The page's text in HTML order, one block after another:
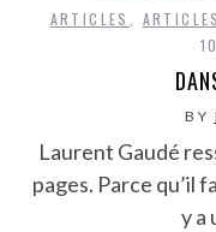
ARTICLES
BY
Laurent Gaudé
pages. Parce qu’il
y a